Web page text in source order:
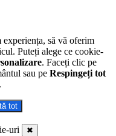
să vă oferim
Puteți alege ce cookie-
. Faceți clic pe
sau pe Respingeți tot
tot
uri
✖